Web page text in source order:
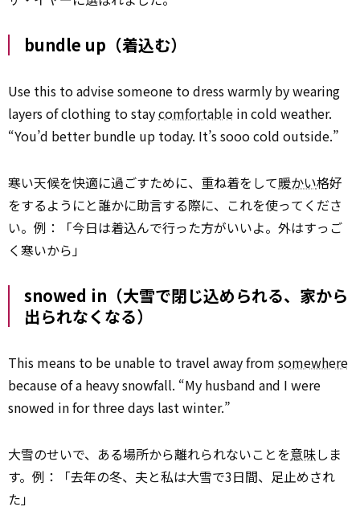
bundle up（着込む）
Use this to advise someone to dress warmly by wearing
layers of clothing to staycomfortable in cold weather.
“You’d better bundle up today. It’s sooo cold outside.”
寒い天候を快適に過ごすために、重ね着をして暖かい格好
をするようにと誰かに助言する際に、これを使ってくださ
い。例：「今日は着込んで行った方がいいよ。外はすっご
く寒いから」
snowed in（大雪で閉じ込められる、家から
出られなくなる）
This means to be unable to travel away from somewhere
because of a heavy snowfall. “My husband and I were
snowed in for three days last winter.”
大雪のせいで、ある場所から離れられないことを意味しま
す。例：「去年の冬、夫と私は大雪で3日間、足止めされ
た」